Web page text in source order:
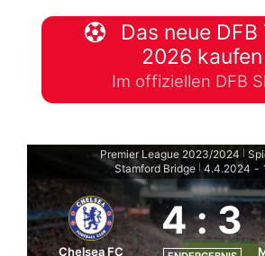
Das neue
2026 kaufen
Im offiziellen DFB
Premier League 2023/2024
Stamford Bridge 4.4.2024 -
Chelsea FC
4 : 3